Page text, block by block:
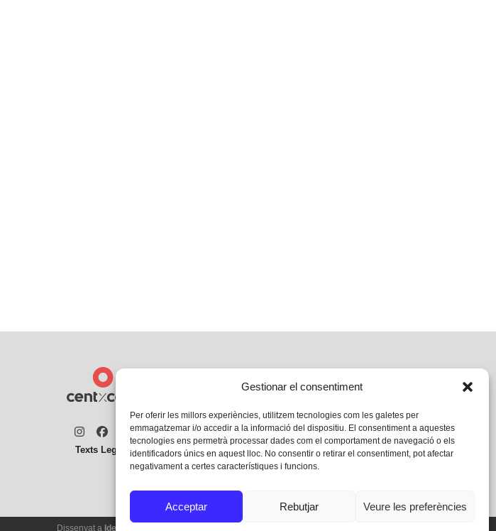
Gestionar el consentiment
Per oferir les millors experiències, utilitzem tecnologies com les galetes per
emmagatzemar i/o accedir a la informació del dispositiu. El consentiment a aquestes
tecnologies ens permetrà processar dades com el comportament de navegació o els
identificadors únics en aquest lloc. No consentir o retirar el consentiment, pot afectar
negativament a certes característiques i funcions.
Acceptar Rebutjar Veure les preferències
Instagram
Facebook
Twitter
Texts Legals
Dissenyat a Ideograma